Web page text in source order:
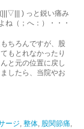
) っと鋭い痛み
ね（；へ：）・・・
ちろんですが、股
もとれなかったり
と元の位置に戻し
したら、当院やお
ージ, 整体, 股関節痛,